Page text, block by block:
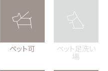
ペット可
ペット足洗い
場